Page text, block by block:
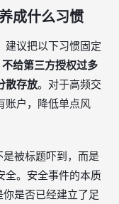
成什么习惯
建议把以下习惯固定
不给第三方授权过多
散存放。对于高频交
账户，降低单点风
是被标题吓到，而是
全。安全事件的本质
是否已经建立了足